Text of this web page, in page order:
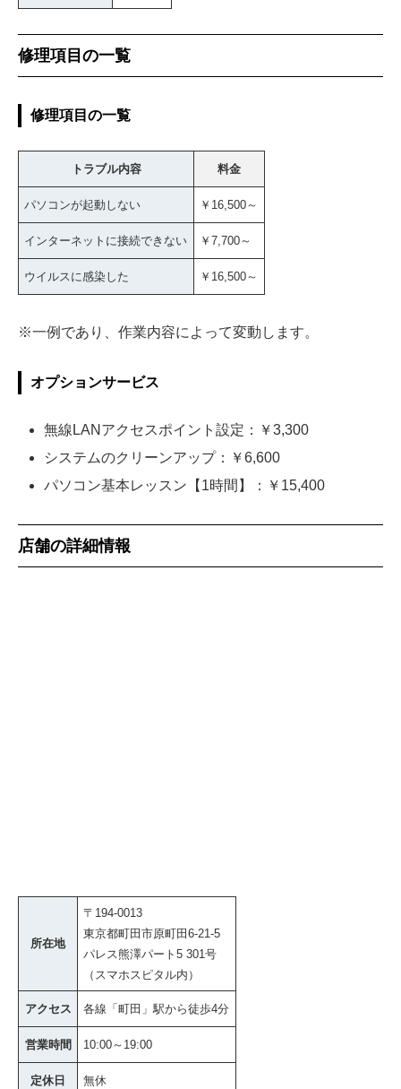
修理項目の一覧
修理項目の一覧
トラブル内容 料金
パソコンが起動しない ￥16,500～
インターネットに接続できない ￥7,700～
ウイルスに感染した ￥16,500～
※一例であり、作業内容によって変動します。
オプションサービス
無線LANアクセスポイント設定：￥3,300
システムのクリーンアップ：￥6,600
パソコン基本レッスン【1時間】：￥15,400
店舗の詳細情報
所在地
〒194-0013
東京都町田市原町田6-21-5
パレス熊澤パート5 301号
（スマホスピタル内）
アクセス 各線「町田」駅から徒歩4分
営業時間 10:00～19:00
定休日 無休